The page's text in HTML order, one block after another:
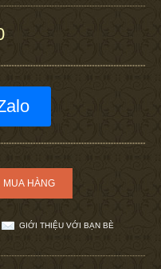
GIỚI THIỆU VỚI BẠN BÈ